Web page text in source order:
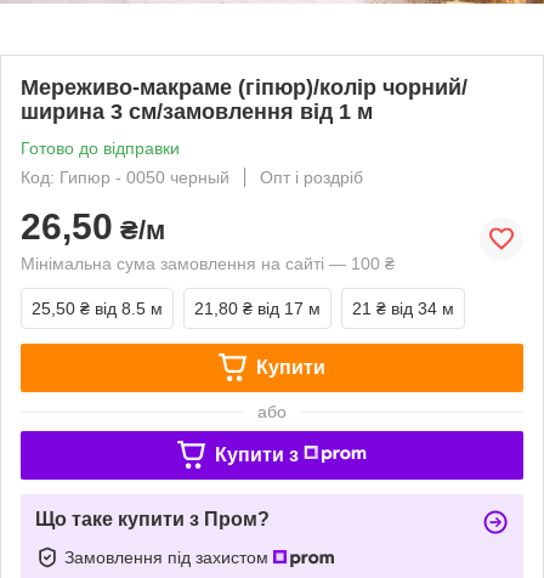
Мереживо-макраме (гіпюр)/колір чорний/
ширина 3 см/замовлення від 1 м
Готово до відправки
Код: Гипюр - 0050 черный
Опт і роздріб
26,50 ₴/м
Мінімальна сума замовлення на сайті — 100 ₴
25,50 ₴ від 8.5 м 21,80 ₴ від 17 м 21 ₴ від 34 м
Купити
або
Купити з
Що таке купити з Пром?
Замовлення під захистом